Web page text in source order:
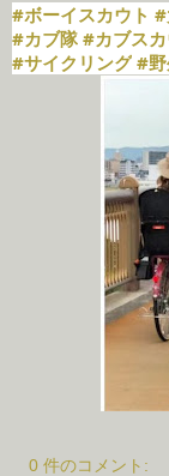
#ボーイスカウト #
#カブ隊 #カブスカ
#サイクリング #
0 件のコメント: